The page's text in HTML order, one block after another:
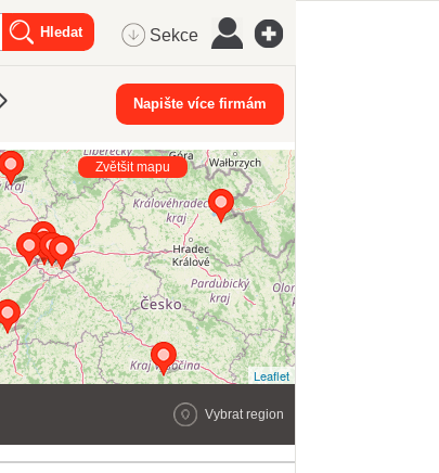
Sekce
Napište více firmám
Leaflet
Zvětšit mapu
Vybrat region